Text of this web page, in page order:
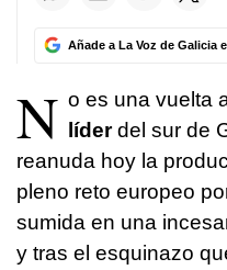
Añade a La Voz de Galicia
N o es una vuelta
líderdel sur de
reanuda hoy la
pleno reto europeo
sumida en una
y tras el esquinazo